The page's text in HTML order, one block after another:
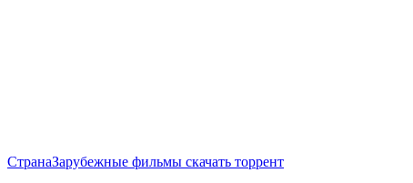
СтранаЗарубежные фильмы скачать торрент